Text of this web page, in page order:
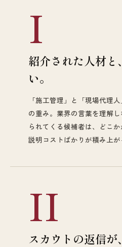
I
紹介された人材と
い。
「施工管理」と「現場代理
の重み。業界の言葉を理解
られてくる候補者は、どこか
説明コストばかりが積み上が
II
スカウトの返信が